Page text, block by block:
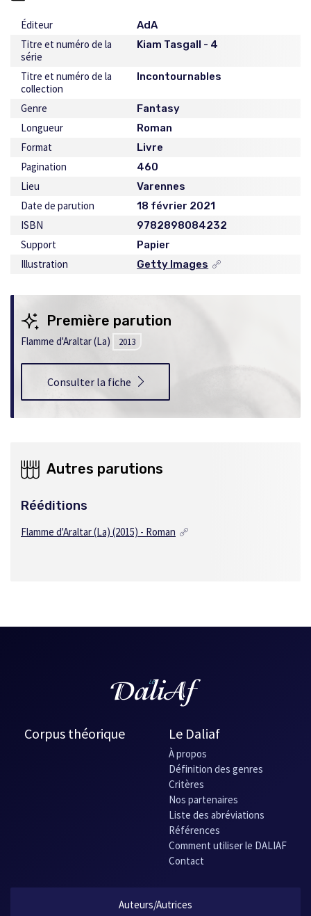
Éditeur AdA
Titre et numéro de la
série
Kiam Tasgall - 4
Titre et numéro de la
collection
Incontournables
Genre Fantasy
Longueur Roman
Format Livre
Pagination 460
Lieu Varennes
Date de parution 18 février 2021
ISBN 9782898084232
Support Papier
Illustration Getty Images
Ce
s'ouvrira
une
Première parution
Flamme d'Araltar (La) 2013
Consulter la fiche
Autres parutions
Rééditions
Flamme d'Araltar (La) (2015) - Roman
Corpus théorique Le Daliaf
À propos
Définition des genres
Critères
Nos partenaires
Liste des abréviations
Références
Comment utiliser le DALIAF
Contact
Auteurs/Autrices